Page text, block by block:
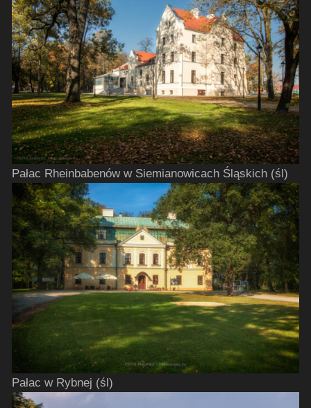
Pałac Rheinbabenów w Siemianowicach Śląskich (śl)
Pałac w Rybnej (śl)